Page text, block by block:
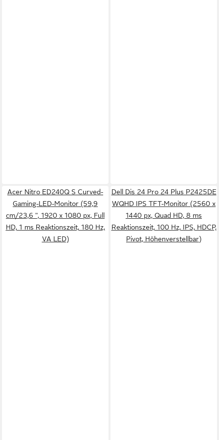
Acer Nitro ED240Q S Curved-
Gaming-LED-Monitor (59,9
cm/23,6 ", 1920 x 1080 px, Full
HD, 1 ms Reaktionszeit, 180 Hz,
VA LED)
Dell Dis 24 Pro 24 Plus P2425DE
WQHD IPS TFT-Monitor (2560 x
1440 px, Quad HD, 8 ms
Reaktionszeit, 100 Hz, IPS, HDCP,
Pivot, Höhenverstellbar)